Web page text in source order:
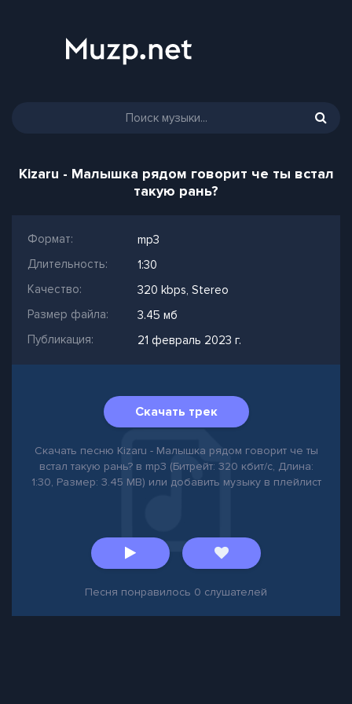
Kizaru - Малышка рядом говорит че ты встал
такую рань?
Формат:
mp3
Длительность:
1:30
Качество:
320 kbps, Stereo
Размер файла:
3.45 мб
Публикация:
21 февраль 2023 г.
Скачать трек
Скачать песню Kizaru - Малышка рядом говорит че ты
встал такую рань? в mp3 (Битрейт: 320 кбит/с, Длина:
1:30, Размер: 3.45 MB) или добавить музыку в плейлист
Песня понравилось 0 слушателей